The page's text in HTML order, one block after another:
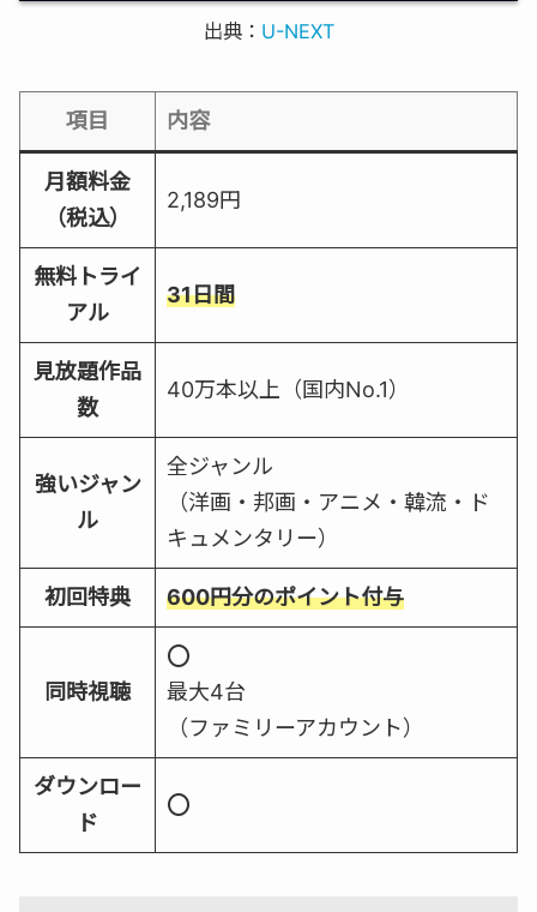
出典： U-NEXT
項目 内容
月額料金
（税込）
2,189円
無料トライ
アル
31日間
見放題作品
数
40万本以上（国内No.1）
強いジャン
ル
全ジャンル
（洋画・邦画・アニメ・韓流・ド
キュメンタリー）
初回特典 600円分のポイント付与
同時視聴
⭕️
最大4台
（ファミリーアカウント）
ダウンロー
ド
⭕️